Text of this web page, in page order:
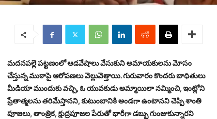
మదనపల్లె పట్టణంలో ఆడవేషాలు వేసుకుని అమాయకులను మోసం
చేస్తున్న ముఠాపై ఆరోపణలు వెల్లువెత్తాయి. గురువారం కొందరు బాధితులు
మీడియా ముందుకు వచ్చి, ఓ యువకుడు అమ్మాయిలా నమ్మించి, ఇంట్లోని
ప్రేతాత్మలను తరిమేస్తానని, కుటుంబానికి అండగా ఉంటానని చెప్పి శాంతి
పూజలు, తాంత్రిక, క్షుద్రపూజల పేరుతో భారీగా డబ్బు గుంజుకున్నారని